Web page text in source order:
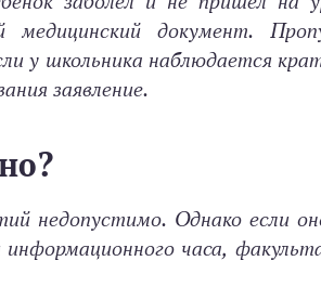
медицинский документ.
у школьника наблюдается
заявление.
недопустимо. Однако если
часа,